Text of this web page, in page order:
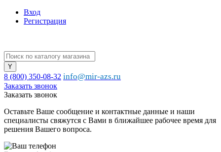
Вход
Регистрация
8 (800) 350-08-32 info@mir-azs.ru
Заказать звонок
Заказать звонок
Оставьте Ваше сообщение и контактные данные и наши
специалисты свяжутся с Вами в ближайшее рабочее время для
решения Вашего вопроса.